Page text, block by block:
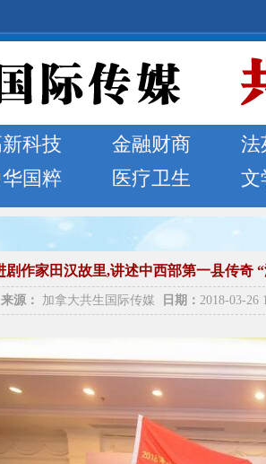
科技 金融财商 法
国粹 医疗卫生 文
剧作家田汉故里,讲述中西部第一县传奇
来源： 加拿大共生国际传媒 日期： 2018-03-26